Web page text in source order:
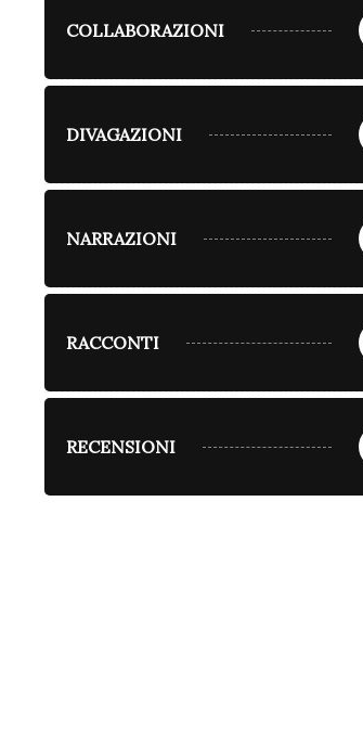
COLLABORAZIONI
DIVAGAZIONI
NARRAZIONI
RACCONTI
RECENSIONI